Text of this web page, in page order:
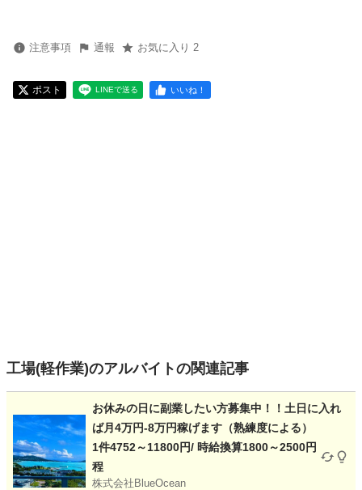
注意事項 通報 お気に入り 2
ポスト LINEで送る いいね！
工場(軽作業)のアルバイトの関連記事
お休みの日に副業したい方募集中！！土日に入れ
ば月4万円-8万円稼げます（熟練度による）
1件4752～11800円/ 時給換算1800～2500円
程
株式会社BlueOcean